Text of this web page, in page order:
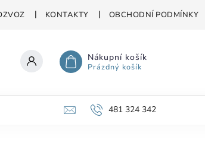
KONTAKTY OBCHODNÍ PODMÍNKY
Nákupní košík
Prázdný košík
481 324 342